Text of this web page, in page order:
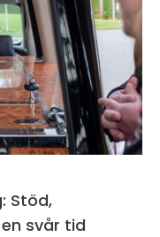
Stöd,
svår tid